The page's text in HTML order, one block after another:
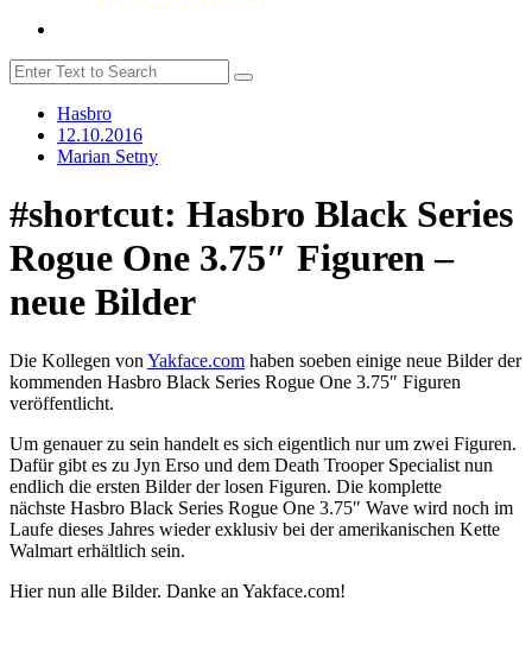
Hasbro
12.10.2016
Marian Setny
#shortcut: Hasbro Black Series
Rogue One 3.75″ Figuren –
neue Bilder
Die Kollegen von Yakface.com haben soeben einige neue Bilder der
kommenden Hasbro Black Series Rogue One 3.75″ Figuren
veröffentlicht.
Um genauer zu sein handelt es sich eigentlich nur um zwei Figuren.
Dafür gibt es zu Jyn Erso und dem Death Trooper Specialist nun
endlich die ersten Bilder der losen Figuren. Die komplette
nächste Hasbro Black Series Rogue One 3.75″ Wave wird noch im
Laufe dieses Jahres wieder exklusiv bei der amerikanischen Kette
Walmart erhältlich sein.
Hier nun alle Bilder. Danke an Yakface.com!